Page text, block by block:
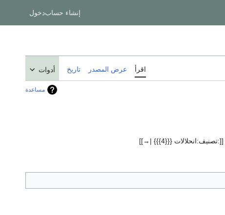
إنشاء حسابدخول
اقرأ عرض المصدر تاريخ أدوات
مساعدة
[[:تصنيف:انحلالات {{{4}}} |→]]